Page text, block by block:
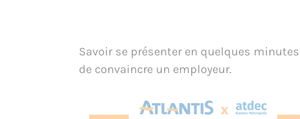
Savoir se présenter en quelques
de convaincre un employeur.